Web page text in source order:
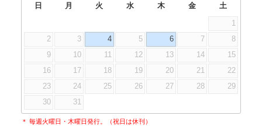
日 月 火 水 木 金 土
1
2
3 4 5 6 7
8
9
10 11 12 13 14
15
16
17 18 19 20 21
22
23
24 25 26 27 28
29
30
31
＊ 毎週火曜日・木曜日発行。（祝日は休刊）